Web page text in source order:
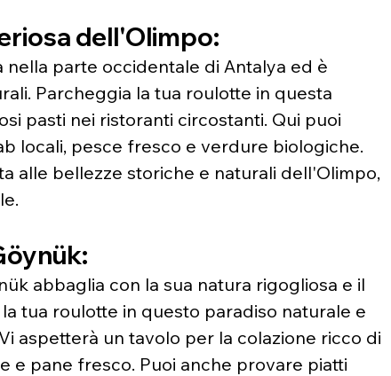
dell'Olimpo:
nella parte occidentale di Antalya ed è
Parcheggia la tua roulotte in questa
pasti nei ristoranti circostanti. Qui puoi
locali, pesce fresco e verdure biologiche.
alle bellezze storiche e naturali dell'Olimpo,
abbaglia con la sua natura rigogliosa e il
tua roulotte in questo paradiso naturale e
aspetterà un tavolo per la colazione ricco di
e pane fresco. Puoi anche provare piatti